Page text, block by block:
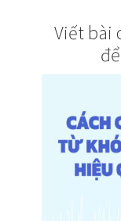
Viết bài